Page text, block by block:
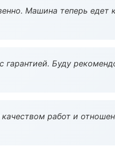
Машина теперь едет
гарантией. Буду
работ и